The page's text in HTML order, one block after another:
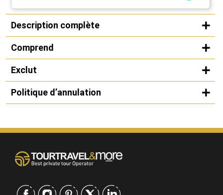
Description complète
Comprend
Exclut
Politique d’annulation